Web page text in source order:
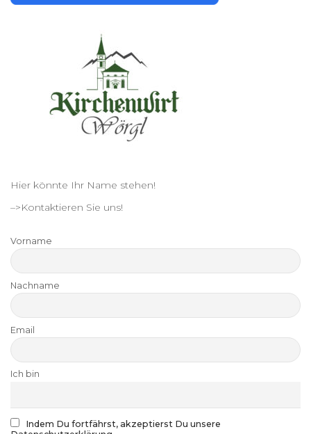
Hier könnte Ihr Name stehen!
–>Kontaktieren Sie uns!
Vorname
Nachname
Email
Ich bin
Indem Du fortfährst, akzeptierst Du unsere